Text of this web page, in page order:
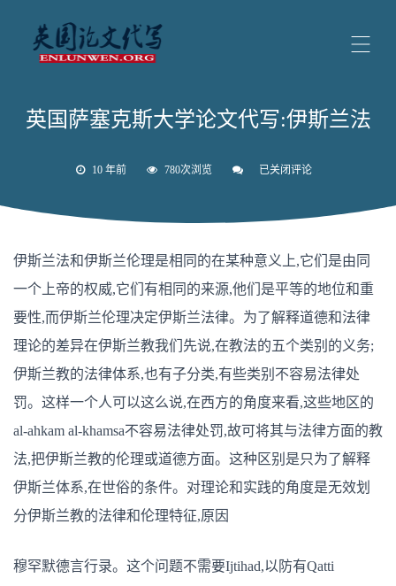
英国萨塞克斯大学论文代写:伊斯兰法
10 年前 780次浏览
英
大
论
代
伊
斯
兰
法
已关闭评论
伊斯兰法和伊斯兰伦理是相同的在某种意义上,它们是由同
一个上帝的权威,它们有相同的来源,他们是平等的地位和重
要性,而伊斯兰伦理决定伊斯兰法律。为了解释道德和法律
理论的差异在伊斯兰教我们先说,在教法的五个类别的义务;
伊斯兰教的法律体系,也有子分类,有些类别不容易法律处
罚。这样一个人可以这么说,在西方的角度来看,这些地区的
al-ahkam al-khamsa不容易法律处罚,故可将其与法律方面的教
法,把伊斯兰教的伦理或道德方面。这种区别是只为了解释
伊斯兰体系,在世俗的条件。对理论和实践的角度是无效划
分伊斯兰教的法律和伦理特征,原因
穆罕默德言行录。这个问题不需要Ijtihad,以防有Qatti